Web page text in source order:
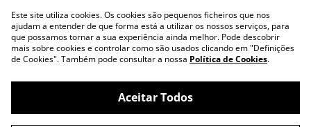
Privacidade
Cookies
©2026Azul Púrpura
Este site utiliza cookies. Os cookies são pequenos ficheiros que nos
ajudam a entender de que forma está a utilizar os nossos serviços, para
que possamos tornar a sua experiência ainda melhor. Pode descobrir
mais sobre cookies e controlar como são usados clicando em "Definições
de Cookies". Também pode consultar a nossa Política de Cookies.
Aceitar Todos